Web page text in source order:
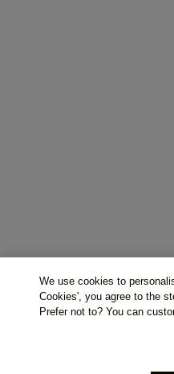
We use cookies to
Cookies', you agree to the
Prefer not to? You can